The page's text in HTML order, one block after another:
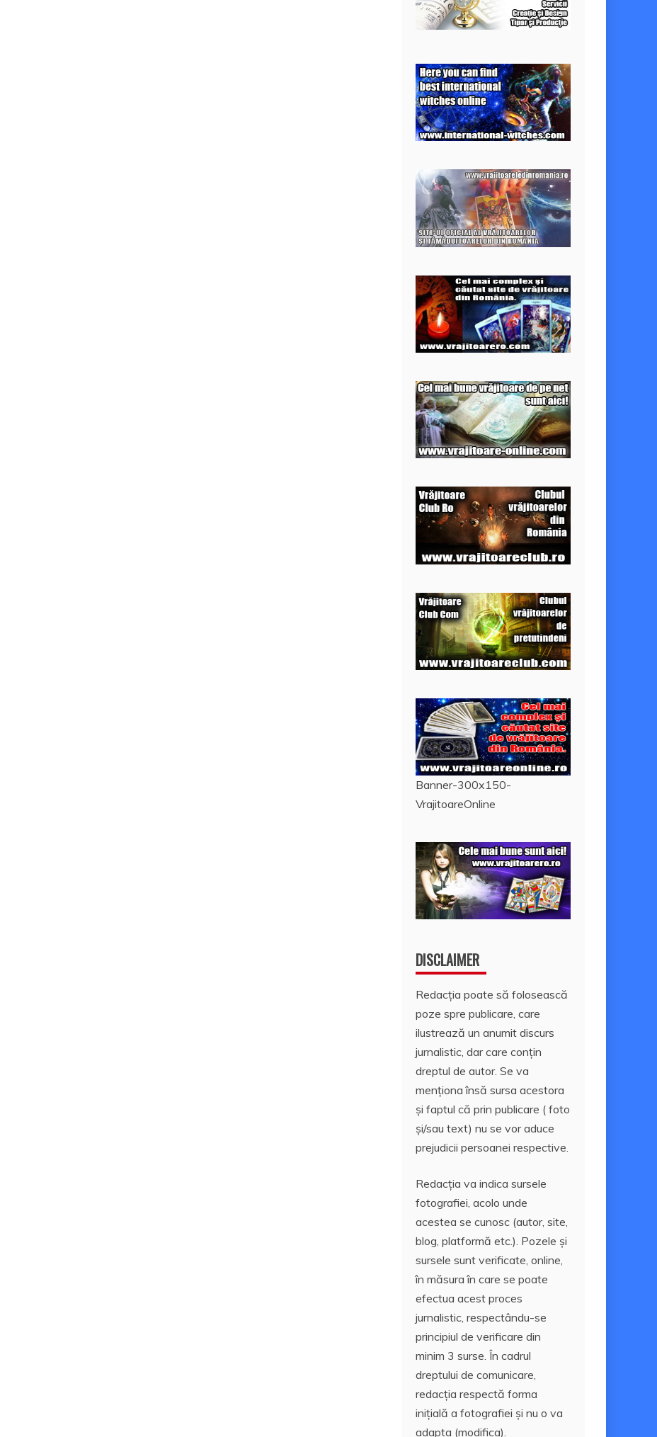
Banner-300x150-
VrajitoareOnline
DISCLAIMER
Redacția poate să folosească
poze spre publicare, care
ilustrează un anumit discurs
jurnalistic, dar care conțin
dreptul de autor. Se va
menționa însă sursa acestora
și faptul că prin publicare ( foto
și/sau text) nu se vor aduce
prejudicii persoanei respective.
Redacția va indica sursele
fotografiei, acolo unde
acestea se cunosc (autor, site,
blog, platformă etc.). Pozele și
sursele sunt verificate, online,
în măsura în care se poate
efectua acest proces
jurnalistic, respectându-se
principiul de verificare din
minim 3 surse. În cadrul
dreptului de comunicare,
redacția respectă forma
inițială a fotografiei și nu o va
adapta (modifica).